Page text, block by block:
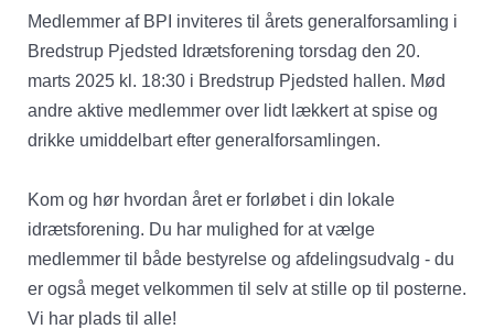
Medlemmer af BPI inviteres til årets generalforsamling i
Bredstrup Pjedsted Idrætsforening torsdag den 20.
marts 2025 kl. 18:30 i Bredstrup Pjedsted hallen. Mød
andre aktive medlemmer over lidt lækkert at spise og
drikke umiddelbart efter generalforsamlingen.
Kom og hør hvordan året er forløbet i din lokale
idrætsforening. Du har mulighed for at vælge
medlemmer til både bestyrelse og afdelingsudvalg - du
er også meget velkommen til selv at stille op til posterne.
Vi har plads til alle!